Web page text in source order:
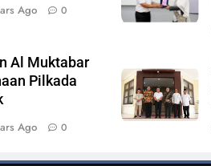
Ago 0
Al Muktabar
Pilkada
Ago 0